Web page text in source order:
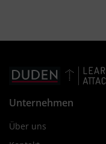
Unternehmen
Über uns